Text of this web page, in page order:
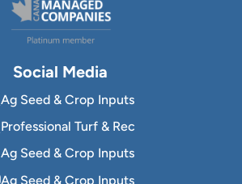
Social Media
Ag Seed & Crop Inputs
Professional Turf & Rec
Ag Seed & Crop Inputs
Ag Seed & Crop Inputs